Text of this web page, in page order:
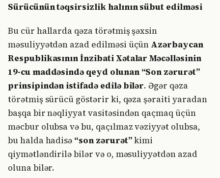
Sürücünün təqsirsizlik halının sübut edilməsi
Bu cür hallarda qəza törətmiş şəxsin
məsuliyyətdən azad edilməsi üçün Azərbaycan
Respublikasının İnzibati Xətalar Məcəlləsinin
19-cu maddəsində qeyd olunan “Son zərurət”
prinsipindən istifadə edilə bilər. Əgər qəza
törətmiş sürücü göstərir ki, qəza şəraiti yaradan
başqa bir nəqliyyat vasitəsindən qaçmaq üçün
məcbur olubsa və bu, qaçılmaz vəziyyət olubsa,
bu halda hadisə “son zərurət”kimi
qiymətləndirilə bilər və o, məsuliyyətdən azad
oluna bilər.